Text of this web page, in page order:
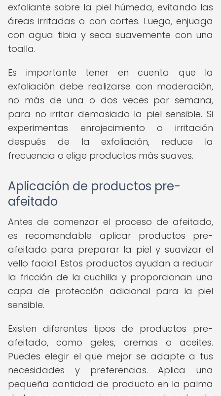
exfoliante sobre la piel húmeda, evitando las
áreas irritadas o con cortes. Luego, enjuaga
con agua tibia y seca suavemente con una
toalla.
Es importante tener en cuenta que la
exfoliación debe realizarse con moderación,
no más de una o dos veces por semana,
para no irritar demasiado la piel sensible. Si
experimentas enrojecimiento o irritación
después de la exfoliación, reduce la
frecuencia o elige productos más suaves.
Aplicación de productos pre-
afeitado
Antes de comenzar el proceso de afeitado,
es recomendable aplicar productos pre-
afeitado para preparar la piel y suavizar el
vello facial. Estos productos ayudan a reducir
la fricción de la cuchilla y proporcionan una
capa de protección adicional para la piel
sensible.
Existen diferentes tipos de productos pre-
afeitado, como geles, cremas o aceites.
Puedes elegir el que mejor se adapte a tus
necesidades y preferencias. Aplica una
pequeña cantidad de producto en la palma